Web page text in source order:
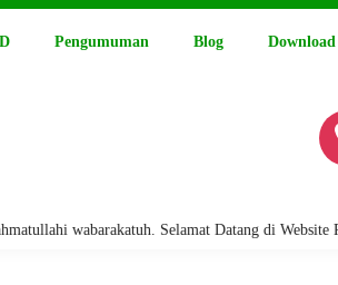
Pengumuman Blog Download
wabarakatuh. Selamat Datang di Website